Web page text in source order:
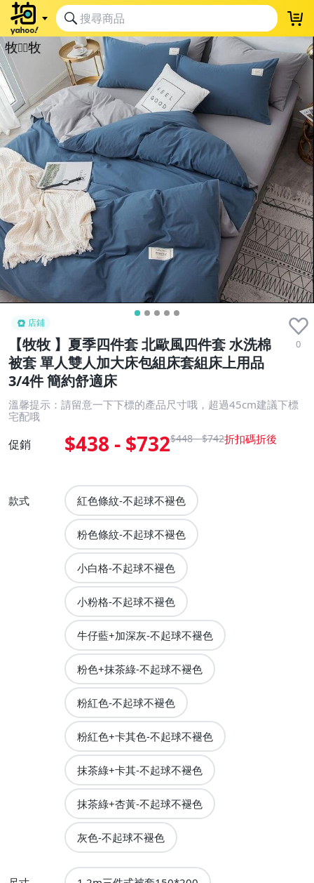
店鋪
【牧牧 】夏季四件套 北歐風四件套 水洗棉
被套 單人雙人加大床包組床套組床上用品
3/4件 簡約舒適床
0
溫馨提示：請留意一下下標的產品尺寸哦，超過45cm建議下標
宅配哦
促銷 $438 - $732$448 - $742
款式 紅色條紋-不起球不褪色
粉色條紋-不起球不褪色
小白格-不起球不褪色
小粉格-不起球不褪色
牛仔藍+加深灰-不起球不褪色
粉色+抹茶綠-不起球不褪色
粉紅色-不起球不褪色
粉紅色+卡其色-不起球不褪色
抹茶綠+卡其-不起球不褪色
抹茶綠+杏黃-不起球不褪色
灰色-不起球不褪色